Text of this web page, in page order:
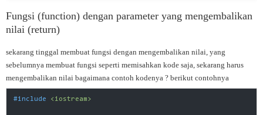
Fungsi (function) dengan parameter yang mengembalikan
nilai (return)
sekarang tinggal membuat fungsi dengan mengembalikan nilai, yang
sebelumnya membuat fungsi seperti memisahkan kode saja, sekarang harus
mengembalikan nilai bagaimana contoh kodenya ? berikut contohnya
#include <iostream>